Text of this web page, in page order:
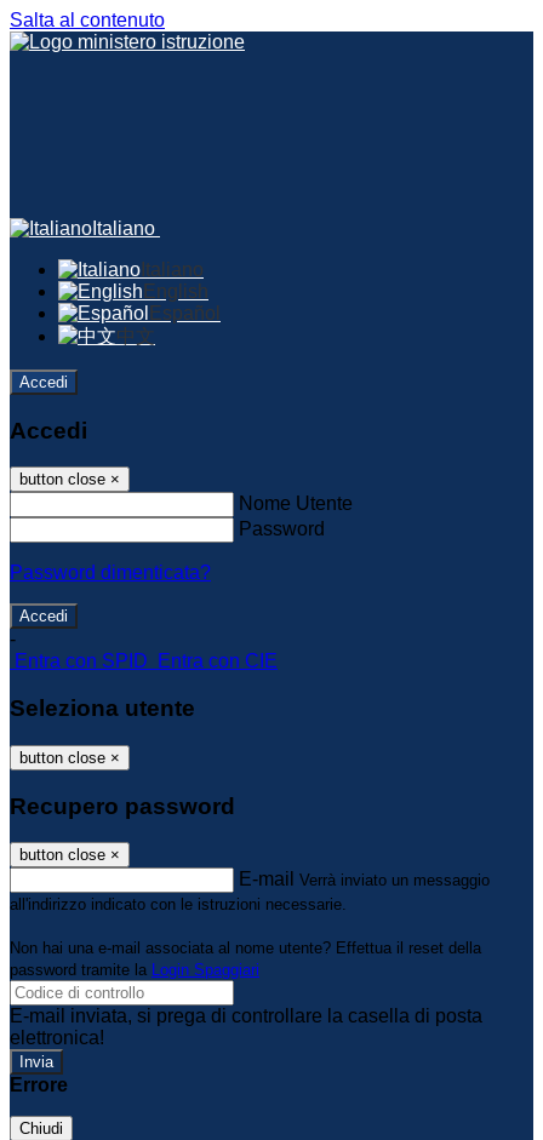
Salta al contenuto
Italiano
Italiano
English
Español
中文
Accedi
Accedi
button close ×
Nome Utente
Password
Password dimenticata?
-
Entra con SPID
Entra con CIE
Seleziona utente
button close ×
Recupero password
button close ×
E-mail Verrà inviato un messaggio
all'indirizzo indicato con le istruzioni necessarie.
Non hai una e-mail associata al nome utente? Effettua il reset della
password tramite la Login Spaggiari
E-mail inviata, si prega di controllare la casella di posta
elettronica!
Errore
Chiudi